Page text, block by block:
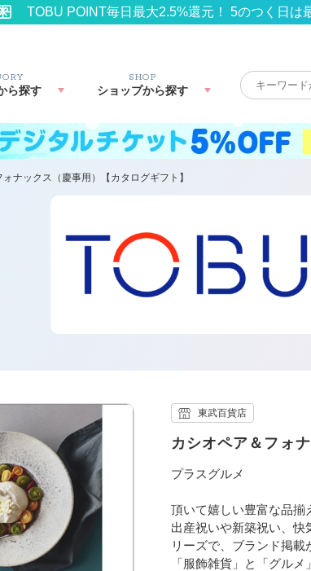
TOBU POINT毎日最大2.5%還元！ 5のつく日は
ら探す
SHOP
ショップから探す
ナックス（慶事用）【カタログギフト】
カシオペア＆フォ
東武百貨店
プラスグルメ
頂いて嬉しい豊富な品揃
出産祝いや新築祝い、快
リーズで、ブランド掲載
「服飾雑貨」と「グル